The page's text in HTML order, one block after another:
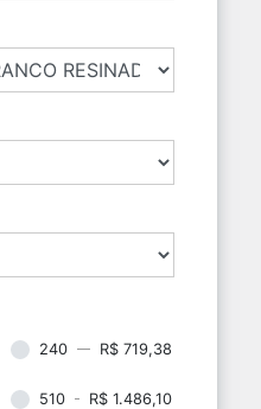
240 R$ 719,38
510 R$ 1.486,10